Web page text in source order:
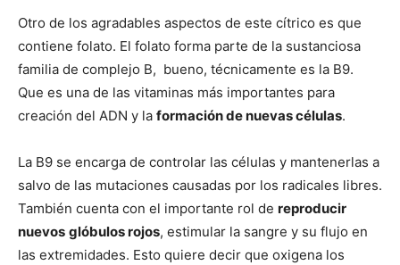
Otro de los agradables aspectos de este cítrico es que
contiene folato. El folato forma parte de la sustanciosa
familia de complejo B, bueno, técnicamente es la B9.
Que es una de las vitaminas más importantes para
creación del ADN y la formación de nuevas células.
La B9 se encarga de controlar las células y mantenerlas a
salvo de las mutaciones causadas por los radicales libres.
También cuenta con el importante rol de reproducir
nuevos glóbulos rojos, estimular la sangre y su flujo en
las extremidades. Esto quiere decir que oxigena los